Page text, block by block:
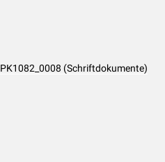
PK1082_0008 (Schriftdokumente)